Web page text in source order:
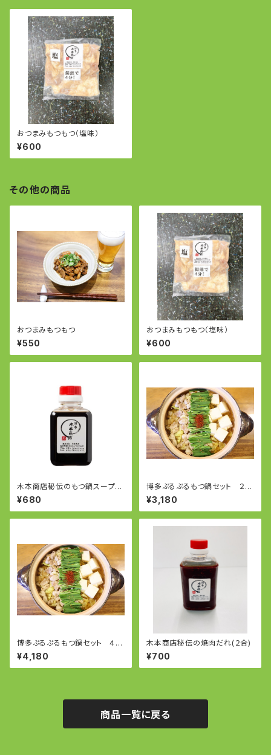
おつまみもつもつ（塩味）
¥600
その他の商品
おつまみもつもつ
¥550
おつまみもつもつ（塩味）
¥600
木本商店秘伝のもつ鍋スープ(2
合）
¥680
博多ぷるぷるもつ鍋セット ２〜
３人前
¥3,180
博多ぷるぷるもつ鍋セット ４〜
５人前
¥4,180
木本商店秘伝の焼肉だれ(２合)
¥700
商品一覧に戻る